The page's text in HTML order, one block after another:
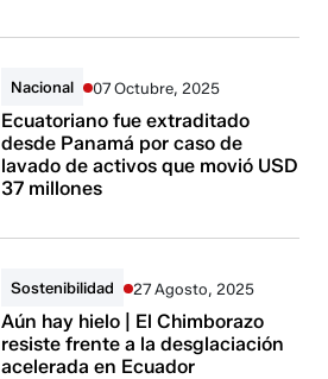
Nacional 07 Octubre, 2025
Ecuatoriano fue extraditado
desde Panamá por caso de
lavado de activos que movió USD
37 millones
Sostenibilidad 27 Agosto, 2025
Aún hay hielo | El Chimborazo
resiste frente a la desglaciación
acelerada en Ecuador